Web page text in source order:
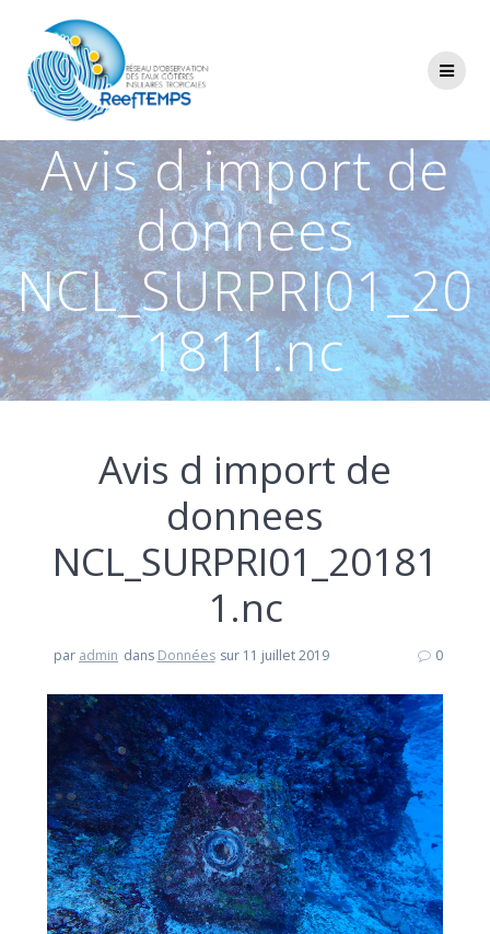
Avis d import de
donnees
NCL_SURPRI01_20
1811.nc
Avis d import de
donnees
NCL_SURPRI01_20181
1.nc
par admin dans Données sur 11 juillet 2019 0